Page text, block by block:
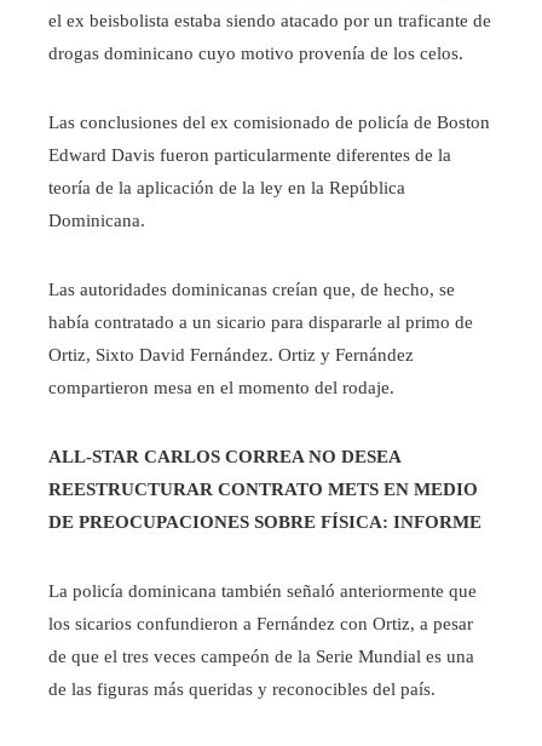
el ex beisbolista estaba siendo atacado por un traficante de
drogas dominicano cuyo motivo provenía de los celos.
Las conclusiones del ex comisionado de policía de Boston
Edward Davis fueron particularmente diferentes de la
teoría de la aplicación de la ley en la República
Dominicana.
Las autoridades dominicanas creían que, de hecho, se
había contratado a un sicario para dispararle al primo de
Ortiz, Sixto David Fernández. Ortiz y Fernández
compartieron mesa en el momento del rodaje.
ALL-STAR CARLOS CORREA NO DESEA
REESTRUCTURAR CONTRATO METS EN MEDIO
DE PREOCUPACIONES SOBRE FÍSICA: INFORME
La policía dominicana también señaló anteriormente que
los sicarios confundieron a Fernández con Ortiz, a pesar
de que el tres veces campeón de la Serie Mundial es una
de las figuras más queridas y reconocibles del país.